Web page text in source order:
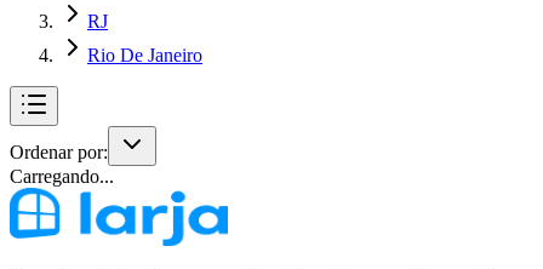
RJ
Rio De Janeiro
Ordenar por:
Carregando...